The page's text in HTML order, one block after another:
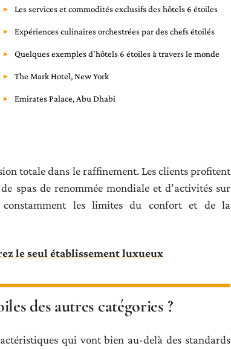
Les services et commodités exclusifs des hôtels 6 étoiles
Expériences culinaires orchestrées par des chefs étoilés
Quelques exemples d’hôtels 6 étoiles à travers le monde
The Mark Hotel, New York
Emirates Palace, Abu Dhabi
totale dans le raffinement. Les clients profitent
spas de renommée mondiale et d’activités sur
constamment les limites du confort et de la
le seul établissement luxueux
des autres catégories ?
qui vont bien au-delà des standards